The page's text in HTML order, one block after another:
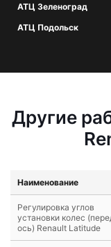
АТЦ Зеленоград
АТЦ Подольск
Другие
Наименование
Регулировка углов
установки колес
ось) Renault Latitude